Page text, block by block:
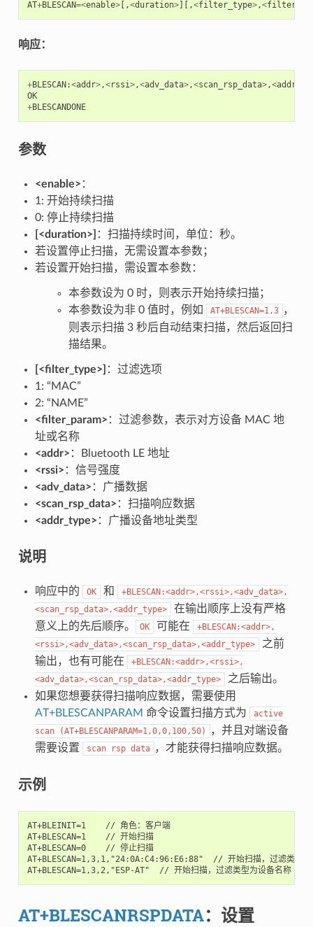
AT+BLESCAN=<enable>[,<duration>][,<filter_type>,<
响应：
+BLESCAN:<addr>,<rssi>,<adv_data>,<scan_rsp_data>,<
OK
+BLESCANDONE
参数
<enable> ：
1: 开始持续扫描
0: 停止持续扫描
[<duration>] ：扫描持续时间，单位：秒。
若设置停止扫描，无需设置本参数；
若设置开始扫描，需设置本参数：
本参数设为 0 时，则表示开始持续扫描；
本参数设为非 0 值时，例如
AT+BLESCAN=1,3 ，
则表示扫描 3 秒后自动结束扫描，然后返回扫
描结果。
[<filter_type>] ：过滤选项
1: “MAC”
2: “NAME”
<filter_param> ：过滤参数，表示对方设备 MAC 地
址或名称
<addr> ：Bluetooth LE 地址
<rssi> ：信号强度
<adv_data> ：广播数据
<scan_rsp_data> ：扫描响应数据
<addr_type> ：广播设备地址类型
说明
响应中的 OK 和
+BLESCAN:<addr>,<rssi>,<adv_data>,
<scan_rsp_data>,<addr_type>
在输出顺序上没有严格
意义上的先后顺序。
OK 可能在
+BLESCAN:<addr>,
<rssi>,<adv_data>,<scan_rsp_data>,<addr_type>
之前
输出，也有可能在
+BLESCAN:<addr>,<rssi>,
<adv_data>,<scan_rsp_data>,<addr_type>
之后输出。
如果您想要获得扫描响应数据，需要使用
AT+BLESCANPARAM 命令设置扫描方式为
active
scan
(AT+BLESCANPARAM=1,0,0,100,50)
，并且对端设备
需要设置
scan rsp data ，才能获得扫描响应数据。
示例
AT+BLEINIT=1    // 角色：客户端
AT+BLESCAN=1    // 开始扫描
AT+BLESCAN=0    // 停止扫描
AT+BLESCAN=1,3,1,"24:0A:C4:96:E6:88"  // 开始扫描，过滤类型为
AT+BLESCAN=1,3,2,"ESP-AT"  // 开始扫描，过滤类型为设备名称
AT+BLESCANRSPDATA：设置